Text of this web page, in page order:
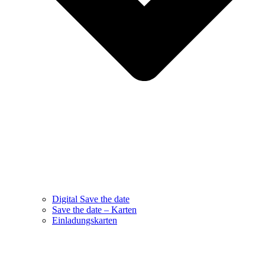
Digital Save the date
Save the date – Karten
Einladungskarten